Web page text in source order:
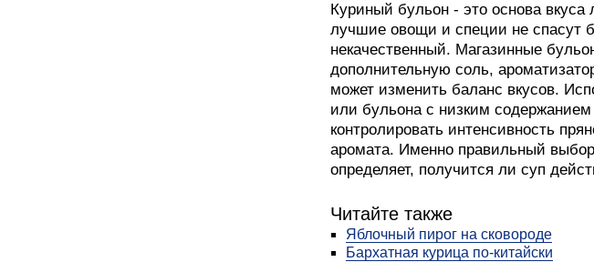
Куриный бульон - это основа
лучшие овощи и специи не спасут
некачественный. Магазинные
дополнительную соль,
может изменить баланс вкусов.
или бульона с низким содержанием
контролировать интенсивность
аромата. Именно правильный
определяет, получится ли суп
Читайте также
Яблочный пирог на сковороде
Бархатная курица по-китайски